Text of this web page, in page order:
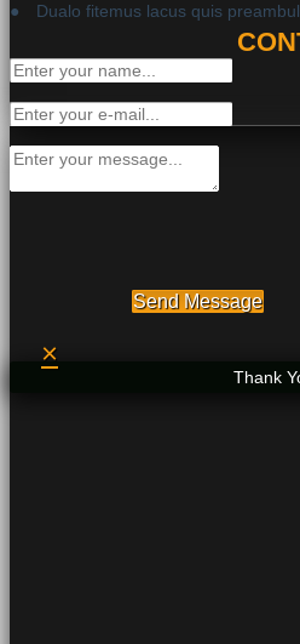
Dualo fitemus lacus quis
Send Message
×
Thank